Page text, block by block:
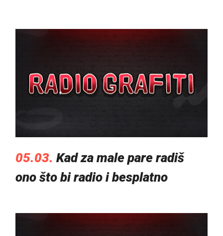
05.03. Kad za male pare radiš
ono što bi radio i besplatno